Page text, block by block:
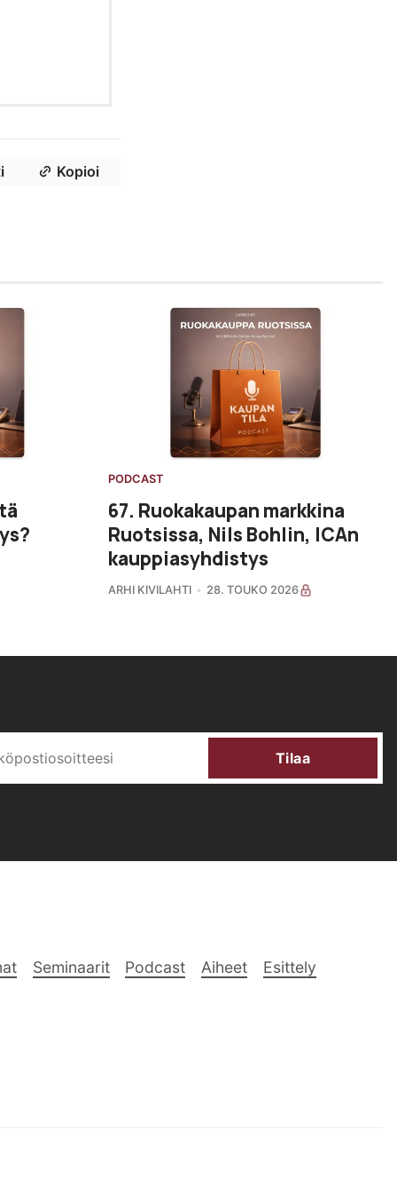
Kopioi
PODCAST
67. Ruokakaupan markkina
Ruotsissa, Nils Bohlin, ICAn
kauppiasyhdistys
ARHI KIVILAHTI 28. TOUKO 2026
Tilaa
Seminaarit Podcast Aiheet Esittely